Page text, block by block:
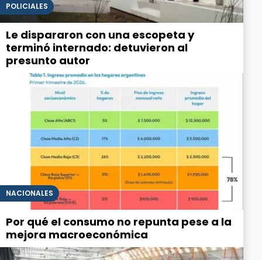
POLICIALES
Le dispararon con una escopeta y
terminó internado: detuvieron al
presunto autor
NACIONALES
Por qué el consumo no repunta pese a la
mejora macroeconómica